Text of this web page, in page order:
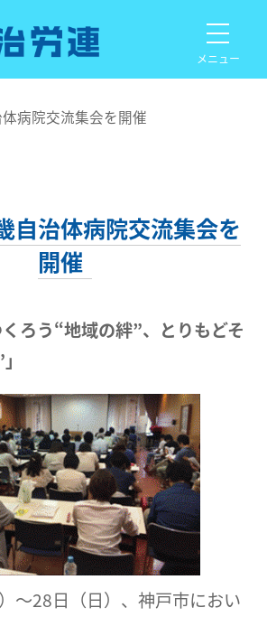
メニュー
病院交流集会を開催
自治体病院交流集会を
開催
くろう“地域の絆”、とりもどそ
～28日（日）、神戸市におい